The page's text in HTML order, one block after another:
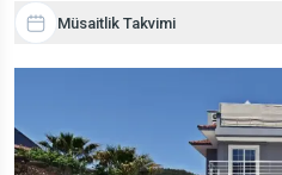
Müsaitlik Takvimi